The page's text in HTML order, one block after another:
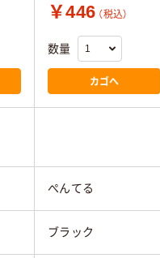
￥446 （税込）
数量
カゴへ
ぺんてる
ブラック